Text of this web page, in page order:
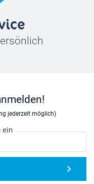
jederzeit möglich)
ein